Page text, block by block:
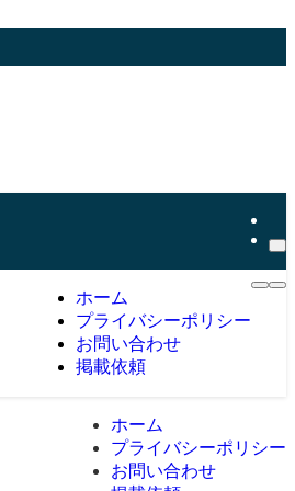
ホーム
プライバシーポリシー
お問い合わせ
掲載依頼
ホーム
プライバシーポリシー
お問い合わせ